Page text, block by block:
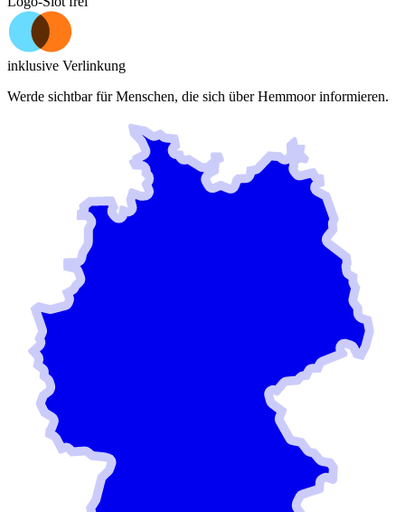
inklusive Verlinkung
Werde sichtbar für Menschen, die sich überHemmoorinformieren.